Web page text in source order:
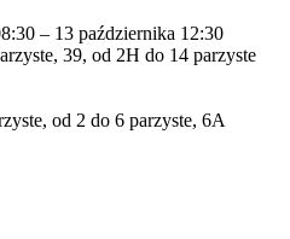
– 13 października 12:30
39, od 2H do 14 parzyste
od 2 do 6 parzyste, 6A